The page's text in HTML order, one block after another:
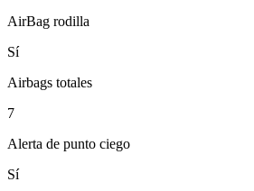
AirBag rodilla
Sí
Airbags totales
7
Alerta de punto ciego
Sí